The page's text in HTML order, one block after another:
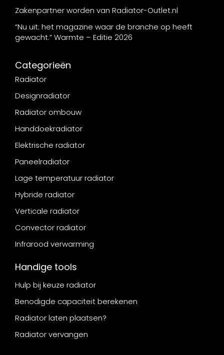
Zakenpartner worden van Radiator-Outlet.nl
“Nu uit: het magazine waar de branche op heeft
gewacht.” Warmte – Editie 2026
Categorieën
Radiator
Designradiator
Radiator ombouw
Handdoekradiator
Elektrische radiator
Paneelradiator
Lage temperatuur radiator
Hybride radiator
Verticale radiator
Convector radiator
Infrarood verwarming
Handige tools
Hulp bij keuze radiator
Benodigde capaciteit berekenen
Radiator laten plaatsen?
Radiator vervangen